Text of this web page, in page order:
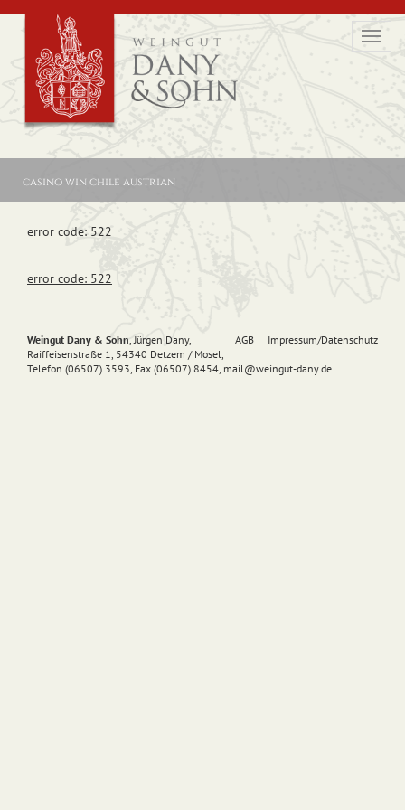
casino win chile austrian
error code: 522
error code: 522
AGB Impressum/Datenschutz
Weingut Dany & Sohn, Jürgen Dany,
Raiffeisenstraße 1, 54340 Detzem / Mosel,
Telefon (06507) 3593, Fax (06507) 8454, mail@weingut-dany.de